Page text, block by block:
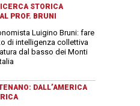
STORICA
PROF. BRUNI
Luigino Bruni: fare
di intelligenza collettiva
dal basso dei Monti
DALL’AMERICA